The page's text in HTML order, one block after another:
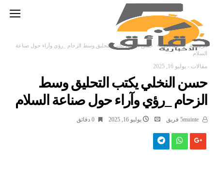
‫الرئيسية‬ مقالات
حسن النخلي يكتب التحليق وسط الزحام _رؤي وآراء حول صناعة
السلام
مقالات - يوليو 16, 2025
حسن النخلي يكتب التحليق وسط
الزحام _رؤي وآراء حول صناعة السلام
يوليو 16, 2025 0 ‫دقائق‬